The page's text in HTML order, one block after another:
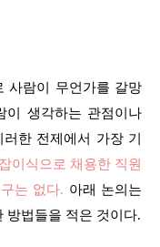
사람이 무언가를 갈망
이 생각하는 관점이나
한 전제에서 가장 기
이식으로 채용한 직원
는 없다. 아래 논의는
방법들을 적은 것이다.